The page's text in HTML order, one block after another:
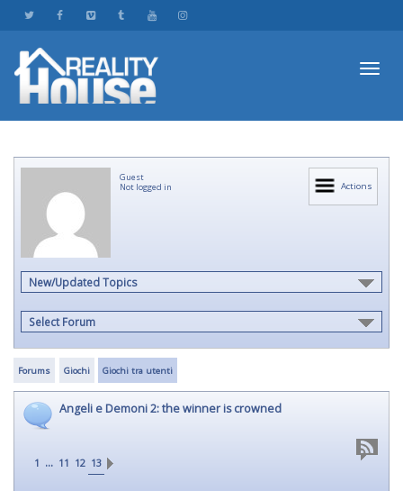
Actions
Guest
Not logged in
New/Updated Topics
Select Forum
Forums Giochi Giochi tra utenti
Angeli e Demoni 2: the winner is crowned
1 ... 11 12 13